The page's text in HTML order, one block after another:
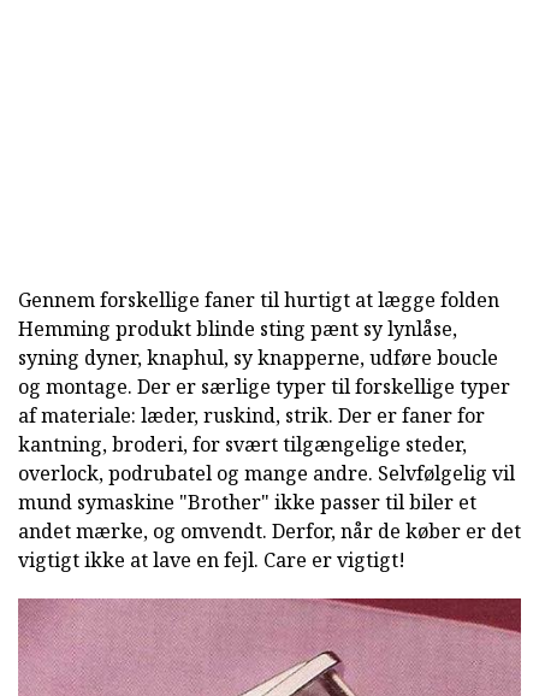
Gennem forskellige faner til hurtigt at lægge folden
Hemming produkt blinde sting pænt sy lynlåse,
syning dyner, knaphul, sy knapperne, udføre boucle
og montage. Der er særlige typer til forskellige typer
af materiale: læder, ruskind, strik. Der er faner for
kantning, broderi, for svært tilgængelige steder,
overlock, podrubatel og mange andre. Selvfølgelig vil
mund symaskine "Brother" ikke passer til biler et
andet mærke, og omvendt. Derfor, når de køber er det
vigtigt ikke at lave en fejl. Care er vigtigt!